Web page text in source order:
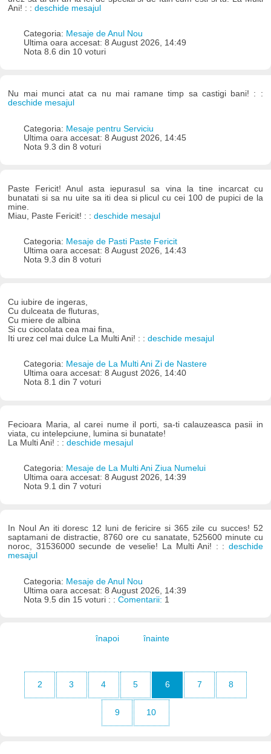
Ani! : :deschide mesajul
Categoria: Mesaje de Anul Nou
Ultima oara accesat: 8 August 2026, 14:49
Nota 8.6 din 10 voturi
Nu mai munci atat ca nu mai ramane timp sa castigi bani! : :
deschide mesajul
Categoria: Mesaje pentru Serviciu
Ultima oara accesat: 8 August 2026, 14:45
Nota 9.3 din 8 voturi
Paste Fericit! Anul asta iepurasul sa vina la tine incarcat cu
bunatati si sa nu uite sa iti dea si plicul cu cei 100 de pupici de la
mine.
Miau, Paste Fericit! : :deschide mesajul
Categoria: Mesaje de Pasti Paste Fericit
Ultima oara accesat: 8 August 2026, 14:43
Nota 9.3 din 8 voturi
Cu iubire de ingeras,
Cu dulceata de fluturas,
Cu miere de albina
Si cu ciocolata cea mai fina,
Iti urez cel mai dulce La Multi Ani! : :deschide mesajul
Categoria: Mesaje de La Multi Ani Zi de Nastere
Ultima oara accesat: 8 August 2026, 14:40
Nota 8.1 din 7 voturi
Fecioara Maria, al carei nume il porti, sa-ti calauzeasca pasii in
viata, cu intelepciune, lumina si bunatate!
La Multi Ani! : :deschide mesajul
Categoria: Mesaje de La Multi Ani Ziua Numelui
Ultima oara accesat: 8 August 2026, 14:39
Nota 9.1 din 7 voturi
In Noul An iti doresc 12 luni de fericire si 365 zile cu succes! 52
saptamani de distractie, 8760 ore cu sanatate, 525600 minute cu
noroc, 31536000 secunde de veselie! La Multi Ani! : : deschide
mesajul
Categoria: Mesaje de Anul Nou
Ultima oara accesat: 8 August 2026, 14:39
Nota 9.5 din 15 voturi : : Comentarii: 1
înapoi înainte
2 3 4 5 6 7 8
9 10